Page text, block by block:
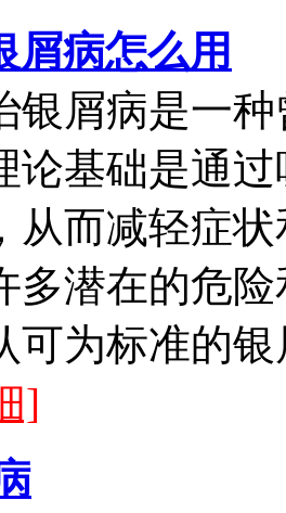
屑病怎么用
银屑病是一
论基础是通
从而减轻症
多潜在的危
可为标准的
]